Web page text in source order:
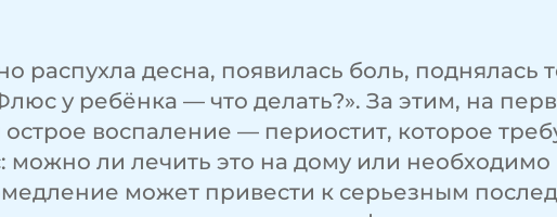
распухла десна, появилась боль,
у ребёнка — что делать?». За этим, на
воспаление — периостит, которое
можно ли лечить это на дому или
может привести к серьезным